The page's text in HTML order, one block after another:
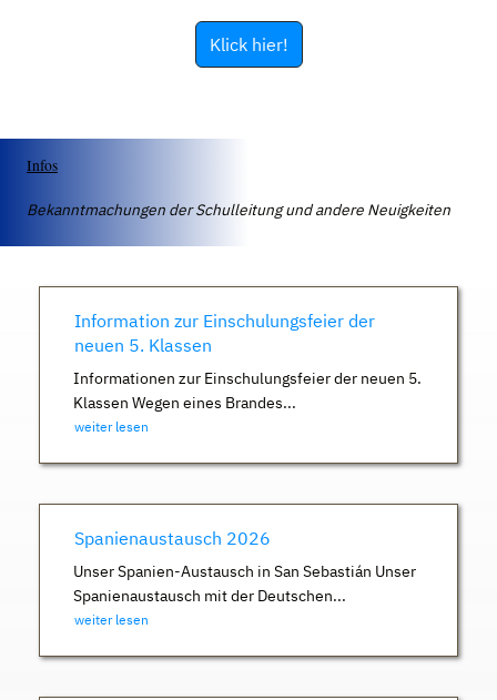
Klick hier!
Infos
Bekanntmachungen der Schulleitung und andere Neuigkeiten
Information zur Einschulungsfeier der
neuen 5. Klassen
Informationen zur Einschulungsfeier der neuen 5.
Klassen Wegen eines Brandes...
weiter lesen
Spanienaustausch 2026
Unser Spanien-Austausch in San Sebastián Unser
Spanienaustausch mit der Deutschen...
weiter lesen